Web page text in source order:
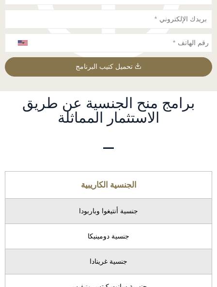
تحميل كتيب البرنامج
برامج منح الجنسية عن طريق
الاستثمار المماثلة
الجنسية الكاريبية
جنسية أنتيغوا وباربودا
جنسية دومينيكا
جنسية غرينادا